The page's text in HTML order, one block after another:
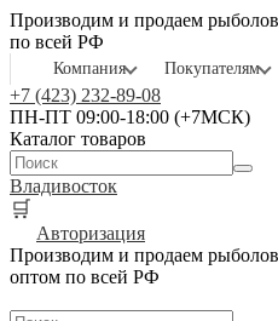
Производим и продаем
по всей РФ
Компания Покупателям
+7 (423) 232-89-08
ПН-ПТ 09:00-18:00 (+7МСК)
Каталог товаров
Владивосток
🛒
Авторизация
Производим и продаем
оптом по всей РФ